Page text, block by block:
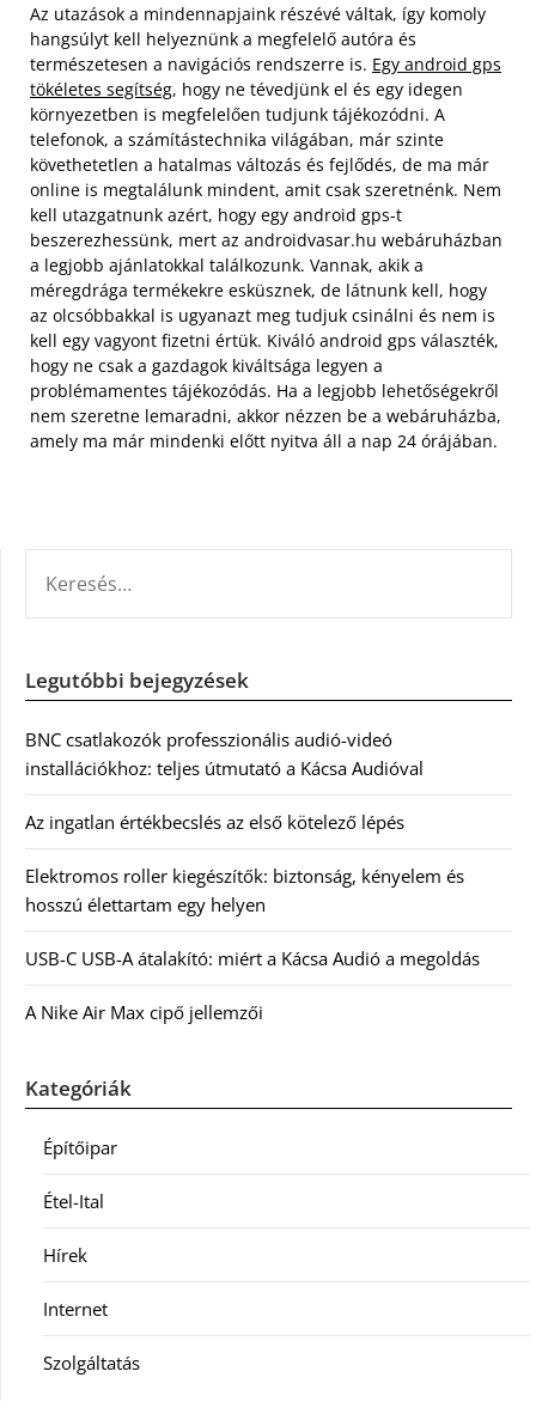
Az utazások a mindennapjaink részévé váltak, így komoly
hangsúlyt kell helyeznünk a megfelelő autóra és
természetesen a navigációs rendszerre is. Egy android gps
tökéletes segítség, hogy ne tévedjünk el és egy idegen
környezetben is megfelelően tudjunk tájékozódni. A
telefonok, a számítástechnika világában, már szinte
követhetetlen a hatalmas változás és fejlődés, de ma már
online is megtalálunk mindent, amit csak szeretnénk. Nem
kell utazgatnunk azért, hogy egy android gps-t
beszerezhessünk, mert az androidvasar.hu webáruházban
a legjobb ajánlatokkal találkozunk. Vannak, akik a
méregdrága termékekre esküsznek, de látnunk kell, hogy
az olcsóbbakkal is ugyanazt meg tudjuk csinálni és nem is
kell egy vagyont fizetni értük. Kiváló android gps választék,
hogy ne csak a gazdagok kiváltsága legyen a
problémamentes tájékozódás. Ha a legjobb lehetőségekről
nem szeretne lemaradni, akkor nézzen be a webáruházba,
amely ma már mindenki előtt nyitva áll a nap 24 órájában.
Legutóbbi bejegyzések
BNC csatlakozók professzionális audió-videó
installációkhoz: teljes útmutató a Kácsa Audióval
Az ingatlan értékbecslés az első kötelező lépés
Elektromos roller kiegészítők: biztonság, kényelem és
hosszú élettartam egy helyen
USB-C USB-A átalakító: miért a Kácsa Audió a megoldás
A Nike Air Max cipő jellemzői
Kategóriák
Építőipar
Étel-Ital
Hírek
Internet
Szolgáltatás